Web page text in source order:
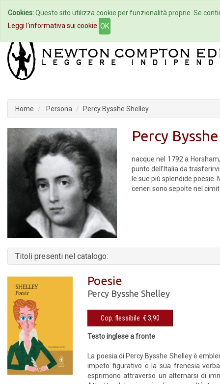
Home Autori Eventi
Home Persona Percy Bysshe Shelley
Percy
nacque nel 1792 a
punto dell’Italia da
le sue più splendide poesie.
ceneri sono sepolte nel
Titoli presenti nel catalogo:
Poesie
Percy Bysshe Shelley
Cop. flessibile € 3,90
Testo inglese a fronte
La poesia di Percy Bysshe Shelley è
impeto figurativo e la sua frenesia
esprimono attraverso un alternarsi di
Cookies:Questo sito utilizza cookie per funzionalità proprie. Se
Leggi l'informativa sui cookie OK